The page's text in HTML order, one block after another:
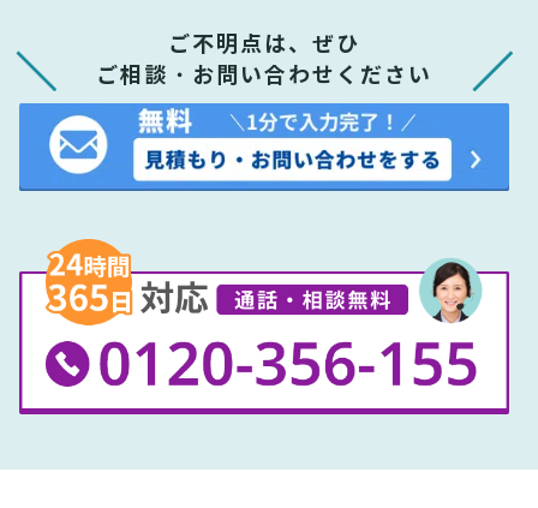
ご不明点は、ぜひ
ご相談・お問い合わせください